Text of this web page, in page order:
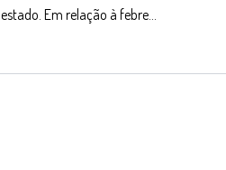
estado. Em relação à febre…